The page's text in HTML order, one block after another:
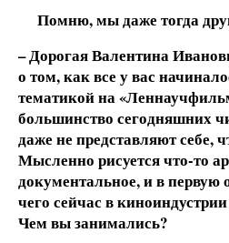
Помню, мы даже тогда
– Дорогая Валентина
о том, как все у вас
тематикой на
большинство сегодняшних
даже не представляют себе,
Мысленно рисуется что-то
документальное, и в первую
чего сейчас в
Чем вы занимались?